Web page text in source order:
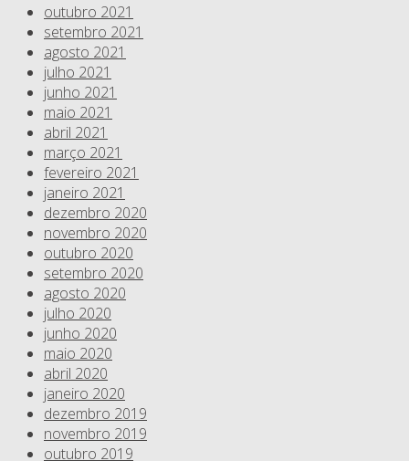
outubro 2021
setembro 2021
agosto 2021
julho 2021
junho 2021
maio 2021
abril 2021
março 2021
fevereiro 2021
janeiro 2021
dezembro 2020
novembro 2020
outubro 2020
setembro 2020
agosto 2020
julho 2020
junho 2020
maio 2020
abril 2020
janeiro 2020
dezembro 2019
novembro 2019
outubro 2019